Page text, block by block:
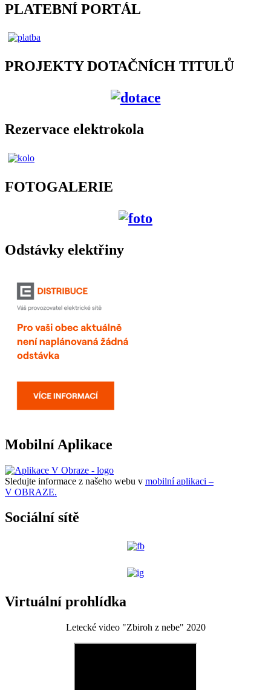
PLATEBNÍ PORTÁL
PROJEKTY DOTAČNÍCH TITULŮ
Rezervace elektrokola
FOTOGALERIE
Odstávky elektřiny
Mobilní Aplikace
Sledujte informace z našeho webu v mobilní aplikaci –
V OBRAZE.
Sociální sítě
Virtuální prohlídka
Letecké video "Zbiroh z nebe" 2020